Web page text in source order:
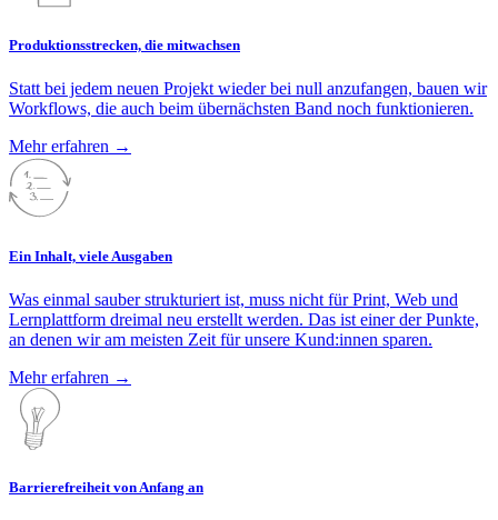
Produktionsstrecken, die mitwachsen
Statt bei jedem neuen Projekt wieder bei null anzufangen, bauen wir
Workflows, die auch beim übernächsten Band noch funktionieren.
Mehr erfahren →
Ein Inhalt, viele Ausgaben
Was einmal sauber strukturiert ist, muss nicht für Print, Web und
Lernplattform dreimal neu erstellt werden. Das ist einer der Punkte,
an denen wir am meisten Zeit für unsere Kund:innen sparen.
Mehr erfahren →
Barrierefreiheit von Anfang an